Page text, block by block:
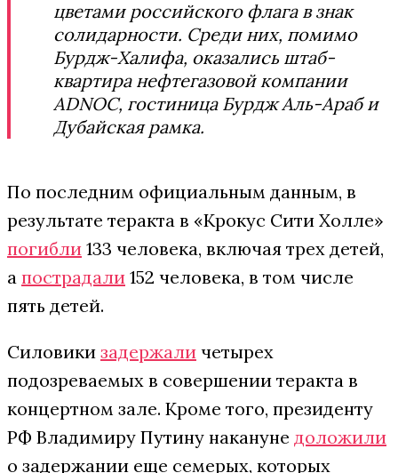
цветами российского флага в знак
солидарности. Среди них, помимо
Бурдж-Халифа, оказались штаб-
квартира нефтегазовой компании
ADNOC, гостиница Бурдж Аль-Араб и
Дубайская рамка.
По последним официальным данным, в
результате теракта в «Крокус Сити Холле»
погибли 133 человека, включая трех детей,
а пострадали 152 человека, в том числе
пять детей.
Силовики задержали четырех
подозреваемых в совершении теракта в
концертном зале. Кроме того, президенту
РФ Владимиру Путину накануне доложили
о задержании еще семерых, которых